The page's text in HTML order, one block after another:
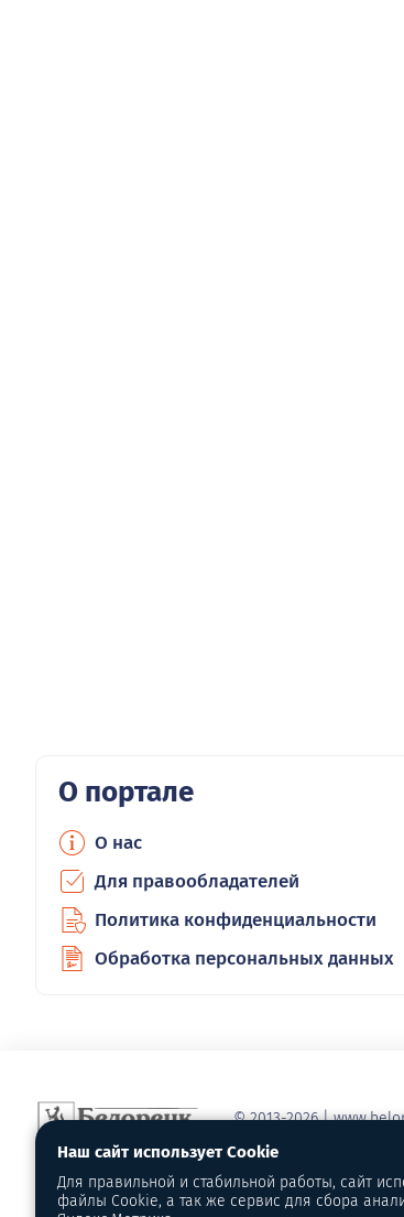
О портале
О нас
Для правообладателей
Политика конфиденциальности
Обработка персональных данных
© 2013-2026 |
Справочно-
Перепубликация
первоисточник -
Наш сайт использует Cookie
Для правильной и стабильной работы, сайт
файлы Cookie, а так же сервис для сбора